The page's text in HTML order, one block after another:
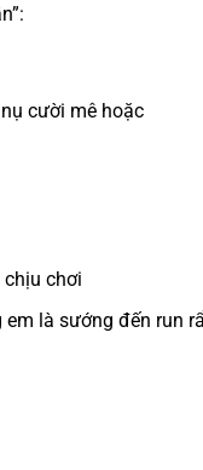
cười mê hoặc
chơi
là sướng đến run